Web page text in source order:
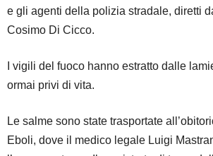
e gli agenti della polizia stradale, diretti
Cosimo Di Cicco.
I vigili del fuoco hanno estratto dalle
ormai privi di vita.
Le salme sono state trasportate
Eboli, dove il medico legale Luigi